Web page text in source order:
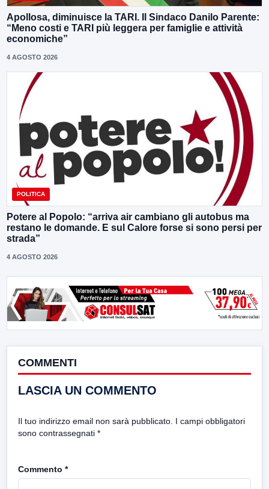
Apollosa, diminuisce la TARI. Il Sindaco Danilo Parente:
“Meno costi e TARI più leggera per famiglie e attività
economiche”
4 AGOSTO 2026
POLITICA
Potere al Popolo: “arriva air cambiano gli autobus ma
restano le domande. E sul Calore forse si sono persi per
strada”
4 AGOSTO 2026
COMMENTI
LASCIA UN COMMENTO
Il tuo indirizzo email non sarà pubblicato. I campi obbligatori
sono contrassegnati *
Commento *